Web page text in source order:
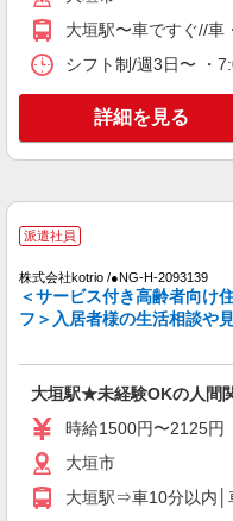
通費全支
大垣市
キープ
[ 高収入
時給
通費全支
大垣市
派遣社員
株式会社kotrio /●NG-H-
大垣市*
身につけ
大垣駅〜車ですぐ//車
シフト制/週3日〜 ・
詳細を見る
派遣社員
株式会社kotrio /●NG-H-2093139
＜サービス付き高齢者向け
フ＞入居者様の生活相談や
大垣駅★未経験OKの人間
時給1500円〜2125
大垣市
大垣駅⇒車10分以内│